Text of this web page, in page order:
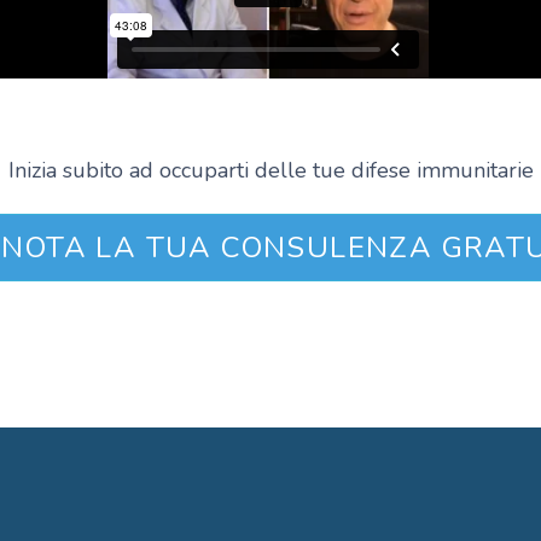
Inizia subito ad occuparti delle tue difese immunitarie
LA TUA CONSULENZA